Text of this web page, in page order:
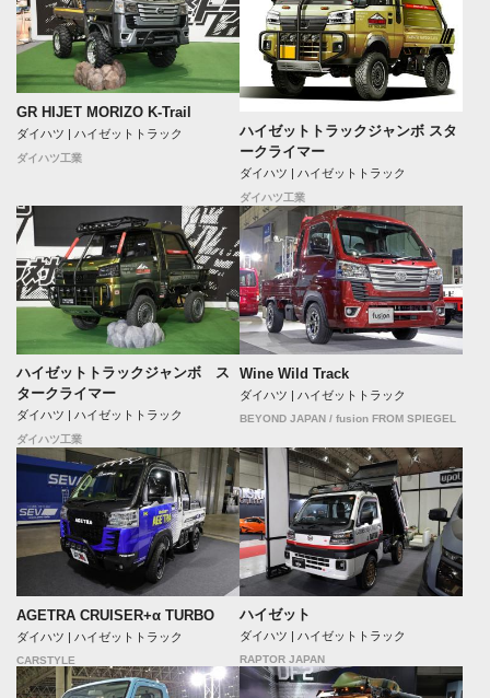
GR HIJET MORIZO K-Trail
ダイハツ | ハイゼットトラック
ダイハツ工業
ハイゼットトラックジャンボ スタ
ークライマー
ダイハツ | ハイゼットトラック
ダイハツ工業
ハイゼットトラックジャンボ ス
タークライマー
ダイハツ | ハイゼットトラック
ダイハツ工業
Wine Wild Track
ダイハツ | ハイゼットトラック
BEYOND JAPAN / fusion FROM SPIEGEL
AGETRA CRUISER+α TURBO
ダイハツ | ハイゼットトラック
CARSTYLE
ハイゼット
ダイハツ | ハイゼットトラック
RAPTOR JAPAN